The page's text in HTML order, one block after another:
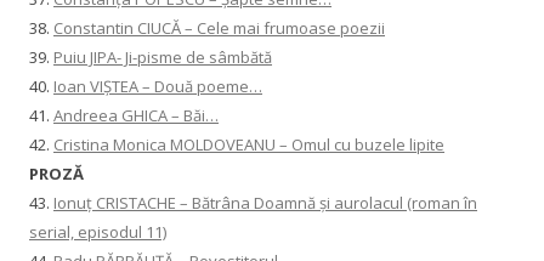
38. Constantin CIUCĂ – Cele mai frumoase poezii
39. Puiu JIPA- Ji-pisme de sâmbătă
40. Ioan VIȘTEA – Două poeme…
41. Andreea GHICA – Băi…
42. Cristina Monica MOLDOVEANU – Omul cu buzele lipite
PROZĂ
43. Ionuţ CRISTACHE – Bătrâna Doamnă și aurolacul (roman în
serial, episodul 11)